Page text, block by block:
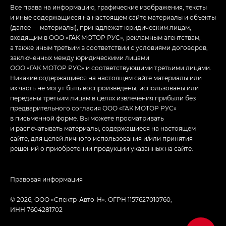
Все права на информацию, графические изображения, тексты
и иные содержащиеся на настоящем сайте материалы и объекты
(далее — материалы), принадлежат юридическим лицам,
входящим в ООО «ГАК МОТОР РУС», рекламным агентствам,
а также иным третьим в соответствии с условиями договоров,
заключенных между юридическими лицами
ООО «ГАК МОТОР РУС» и соответствующими третьими лицами.
Никакие содержащиеся на настоящем сайте материалы или
их часть не могут быть воспроизведены, использованы или
переданы третьим лицам в целях извлечения прибыли без
предварительного согласия ООО «ГАК МОТОР РУС»
в письменной форме. Вы можете просматривать
и распечатывать материалы, содержащиеся на настоящем
сайте, для целей личного использования и/или принятия
решений о приобретении продукции указанных на сайте.
© 2026, ООО «Спектр-Авто-Н». ОГРН 1157627010760,
ИНН 7604281702
Правовая информация